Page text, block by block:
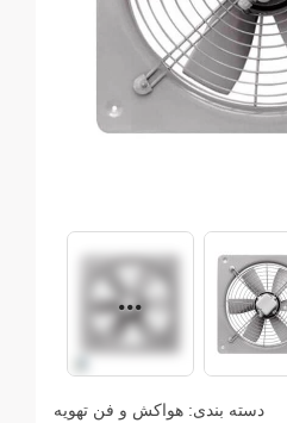
دسته بندی: هواکش و فن تهویه